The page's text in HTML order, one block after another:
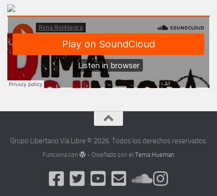
Grupo Libertario Vía Libre © 2026. Todos los derechos reservados.
Funciona con - Diseñado con elTema Hueman